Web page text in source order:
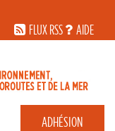
FLUX RSS
AIDE
ADHÉSION